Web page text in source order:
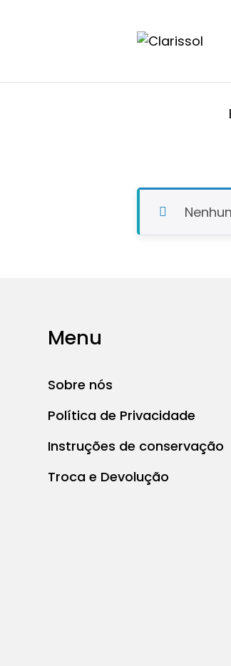
Menu
Sobre nós
Política de Privacidade
Instruções de conservação
Troca e Devolução